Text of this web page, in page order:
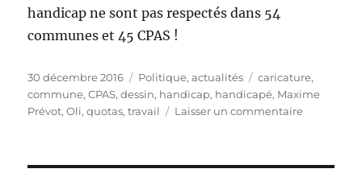
handicap ne sont pas respectés dans 54
communes et 45 CPAS !
Publié
le
30 décembre 2016 Catégories
Politique, actualités Étiquettes
caricature,
commune,CPAS,dessin, handicap, handicapé, Maxime
Prévot,Oli,quotas,travail Laisser un commentairesur